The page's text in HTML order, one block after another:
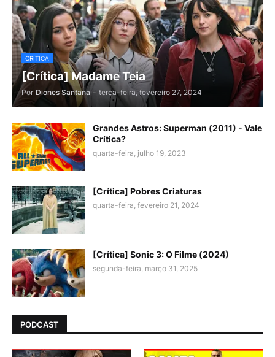
CRÍTICA
[Crítica] Madame Teia
Por Diones Santana - terça-feira, fevereiro 27, 2024
Grandes Astros: Superman (2011) - Vale
Crítica?
quarta-feira, julho 19, 2023
[Crítica] Pobres Criaturas
quarta-feira, fevereiro 21, 2024
[Crítica] Sonic 3: O Filme (2024)
segunda-feira, março 31, 2025
PODCAST